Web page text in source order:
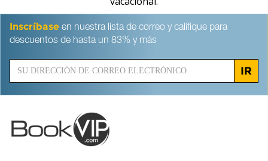
Inscríbase en nuestra lista de correo y califique para
descuentos de hasta un 83% y más
IR